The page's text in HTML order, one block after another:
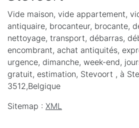
Vide maison, vide appartement,
antiquaire, brocanteur, brocante,
nettoyage, transport, débarras,
encombrant, achat antiquités,
urgence, dimanche, week-end,
gratuit, estimation, Stevoort , à
3512,Belgique
Sitemap : XML